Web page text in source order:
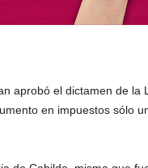
aprobó el dictamen de la
en impuestos sólo